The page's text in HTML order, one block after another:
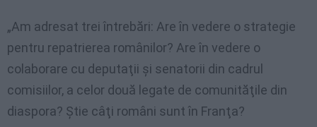
„Am adresat trei întrebări: Are în vedere o strategie
pentru repatrierea românilor? Are în vedere o
colaborare cu deputaţii şi senatorii din cadrul
comisiilor, a celor două legate de comunităţile din
diaspora? Ştie câţi români sunt în Franţa?